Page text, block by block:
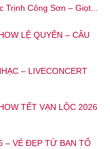
Công Sơn – Giọt...
LỆ QUYÊN – CÂU
– LIVECONCERT
TẾT VẠN LỘC 2026
– VÉ ĐẸP TỪ BAN TỔ